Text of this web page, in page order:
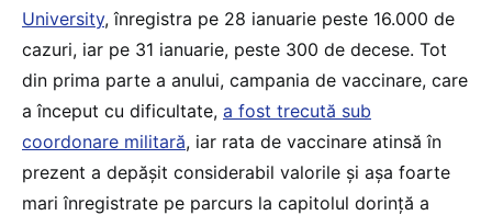
University, înregistra pe 28 ianuarie peste 16.000 de
cazuri, iar pe 31 ianuarie, peste 300 de decese. Tot
din prima parte a anului, campania de vaccinare, care
a început cu dificultate, a fost trecută sub
coordonare militară, iar rata de vaccinare atinsă în
prezent a depășit considerabil valorile și așa foarte
mari înregistrate pe parcurs la capitolul dorință a